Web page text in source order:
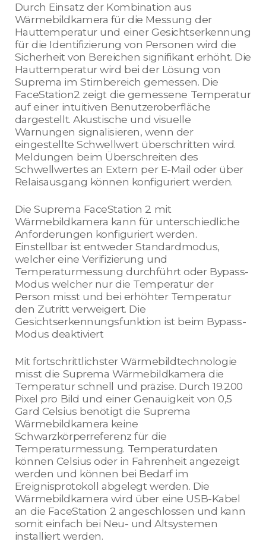
Durch Einsatz der Kombination aus
Wärmebildkamera für die Messung der
Hauttemperatur und einer Gesichtserkennung
für die Identifizierung von Personen wird die
Sicherheit von Bereichen signifikant erhöht. Die
Hauttemperatur wird bei der Lösung von
Suprema im Stirnbereich gemessen. Die
FaceStation2 zeigt die gemessene Temperatur
auf einer intuitiven Benutzeroberfläche
dargestellt. Akustische und visuelle
Warnungen signalisieren, wenn der
eingestellte Schwellwert überschritten wird.
Meldungen beim Überschreiten des
Schwellwertes an Extern per E-Mail oder über
Relaisausgang können konfiguriert werden.
Die Suprema FaceStation 2 mit
Wärmebildkamera kann für unterschiedliche
Anforderungen konfiguriert werden.
Einstellbar ist entweder Standardmodus,
welcher eine Verifizierung und
Temperaturmessung durchführt oder Bypass-
Modus welcher nur die Temperatur der
Person misst und bei erhöhter Temperatur
den Zutritt verweigert. Die
Gesichtserkennungsfunktion ist beim Bypass-
Modus deaktiviert
Mit fortschrittlichster Wärmebildtechnologie
misst die Suprema Wärmebildkamera die
Temperatur schnell und präzise. Durch 19.200
Pixel pro Bild und einer Genauigkeit von 0,5
Gard Celsius benötigt die Suprema
Wärmebildkamera keine
Schwarzkörperreferenz für die
Temperaturmessung. Temperaturdaten
können Celsius oder in Fahrenheit angezeigt
werden und können bei Bedarf im
Ereignisprotokoll abgelegt werden. Die
Wärmebildkamera wird über eine USB-Kabel
an die FaceStation 2 angeschlossen und kann
somit einfach bei Neu- und Altsystemen
installiert werden.